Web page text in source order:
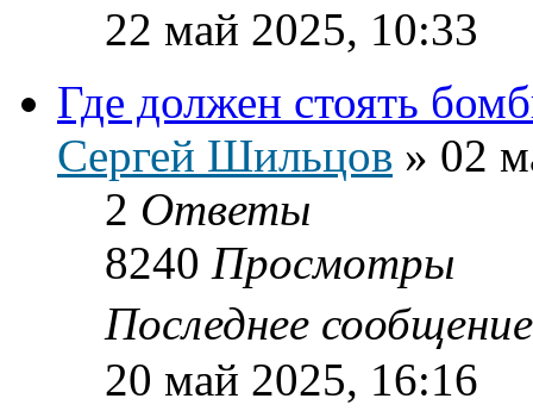
22 май 2025, 10:33
Где должен стоять
Сергей Шильцов » 02
2 Ответы
8240 Просмотры
Последнее
20 май 2025, 16:16